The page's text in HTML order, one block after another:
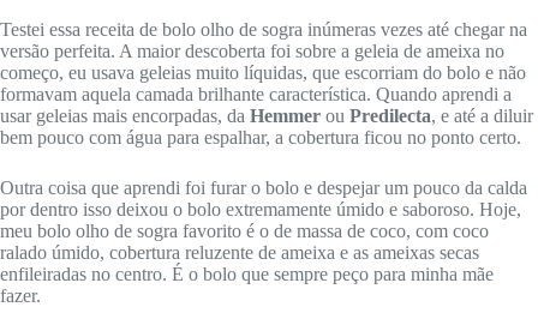
Testei essa receita de bolo olho de sogra inúmeras vezes até chegar na
versão perfeita. A maior descoberta foi sobre a geleia de ameixa no
começo, eu usava geleias muito líquidas, que escorriam do bolo e não
formavam aquela camada brilhante característica. Quando aprendi a
usar geleias mais encorpadas, da Hemmer ou Predilecta, e até a diluir
bem pouco com água para espalhar, a cobertura ficou no ponto certo.
Outra coisa que aprendi foi furar o bolo e despejar um pouco da calda
por dentro isso deixou o bolo extremamente úmido e saboroso. Hoje,
meu bolo olho de sogra favorito é o de massa de coco, com coco
ralado úmido, cobertura reluzente de ameixa e as ameixas secas
enfileiradas no centro. É o bolo que sempre peço para minha mãe
fazer.